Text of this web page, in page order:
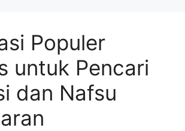
Populer
untuk Pencari
dan Nafsu